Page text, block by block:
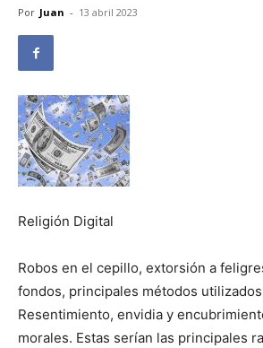
Por Juan - 13 abril 2023
Religión Digital
Robos en el cepillo, extorsión a
fondos, principales métodos utilizados
Resentimiento, envidia y
morales. Estas serían las principales